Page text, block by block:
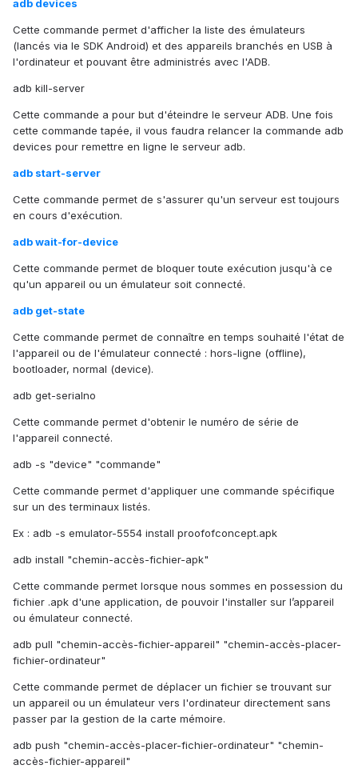
adb devices
Cette commande permet d'afficher la liste des émulateurs
(lancés via le SDK Android) et des appareils branchés en USB à
l'ordinateur et pouvant être administrés avec l'ADB.
adb kill-server
Cette commande a pour but d'éteindre le serveur ADB. Une fois
cette commande tapée, il vous faudra relancer la commande adb
devices pour remettre en ligne le serveur adb.
adb start-server
Cette commande permet de s'assurer qu'un serveur est toujours
en cours d'exécution.
adb wait-for-device
Cette commande permet de bloquer toute exécution jusqu'à ce
qu'un appareil ou un émulateur soit connecté.
adb get-state
Cette commande permet de connaître en temps souhaité l'état de
l'appareil ou de l'émulateur connecté : hors-ligne (offline),
bootloader, normal (device).
adb get-serialno
Cette commande permet d'obtenir le numéro de série de
l'appareil connecté.
adb -s "device" "commande"
Cette commande permet d'appliquer une commande spécifique
sur un des terminaux listés.
Ex : adb -s emulator-5554 install proofofconcept.apk
adb install "chemin-accès-fichier-apk"
Cette commande permet lorsque nous sommes en possession du
fichier .apk d'une application, de pouvoir l'installer sur l’appareil
ou émulateur connecté.
adb pull "chemin-accès-fichier-appareil" "chemin-accès-placer-
fichier-ordinateur"
Cette commande permet de déplacer un fichier se trouvant sur
un appareil ou un émulateur vers l'ordinateur directement sans
passer par la gestion de la carte mémoire.
adb push "chemin-accès-placer-fichier-ordinateur" "chemin-
accès-fichier-appareil"